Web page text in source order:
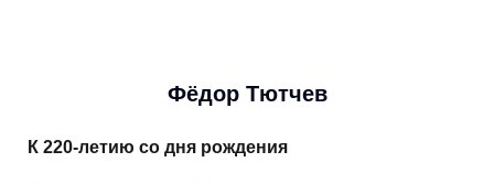
Фёдор Тютчев
К 220-летию со дня рождения